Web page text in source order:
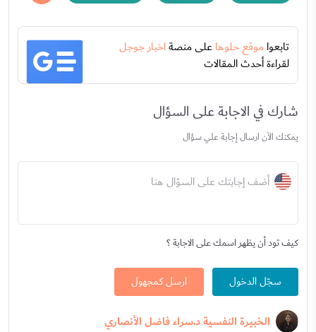
تابعواموقع حلوهاعلى منصةاخبار جوجل
لقراءة أحدث المقالات
شارك في الاجابة على السؤال
يمكنك الآن ارسال إجابة علي سؤال
أضف إجابتك على السؤال هنا
كيف تود أن يظهر اسمك على الاجابة ؟
سجّل الدخول ارسل كمجهول
الخبيرة النفسية د.سراء فاضل الأنصاري